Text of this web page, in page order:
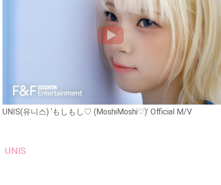
UNIS(유니스) ‘もしもし♡ (MoshiMoshi♡)’ Official M/V
UNIS